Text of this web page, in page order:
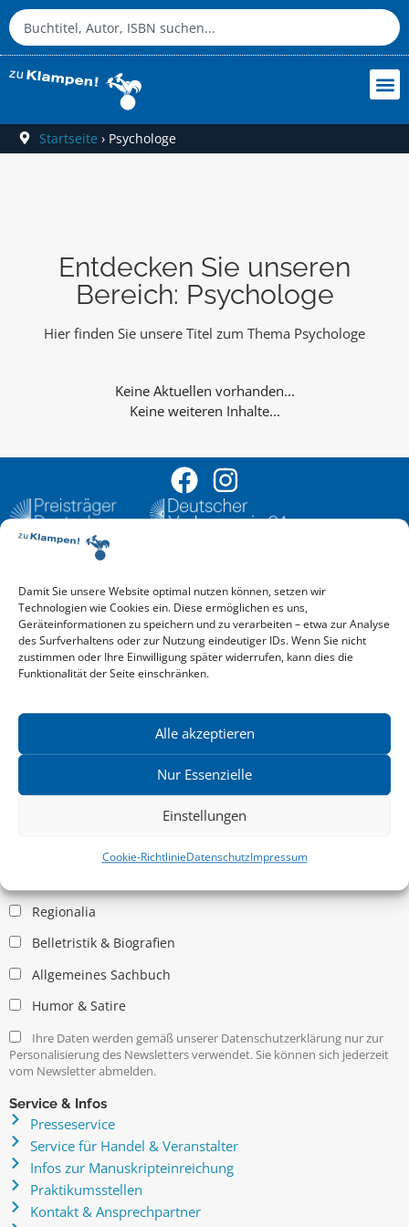
Damit Sie unsere Website optimal nutzen können, setzen wir
Technologien wie Cookies ein. Diese ermöglichen es uns,
Geräteinformationen zu speichern und zu verarbeiten – etwa zur Analyse
des Surfverhaltens oder zur Nutzung eindeutiger IDs. Wenn Sie nicht
zustimmen oder Ihre Einwilligung später widerrufen, kann dies die
Funktionalität der Seite einschränken.
Alle akzeptieren
Nur Essenzielle
Einstellungen
Cookie-RichtlinieDatenschutzImpressum
Startseite › Psychologe
Entdecken Sie unseren
Bereich: Psychologe
Hier finden Sie unsere Titel zum Thema Psychologe
Keine weiteren Inhalte...
Aktuelle Vorschau
Entdecken Sie das aktuelle zu-Klampen!-Verlagsprogramm.
Hier finden Sie die Verlagsvorschau – einfach direkt online
reinlesen oder herunterladen.
Download: Vorschau zu Klampen! Herbst 2026
Mehr aktuelle Vorschauen ansehen
News zu aktuellen Neuheiten und Nachrichten im zu Klampen!
Verlag – jederzeit wieder abbestellbar.
Kritische Theorie / Philosophie
Regionalia
Belletristik & Biografien
Allgemeines Sachbuch
Humor & Satire
Ihre Daten werden gemäß unserer Datenschutzerklärung nur zur
Personalisierung des Newsletters verwendet. Sie können sich jederzeit
vom Newsletter abmelden.
Service & Infos
Presseservice
Service für Handel & Veranstalter
Infos zur Manuskripteinreichung
Praktikumsstellen
Kontakt & Ansprechpartner